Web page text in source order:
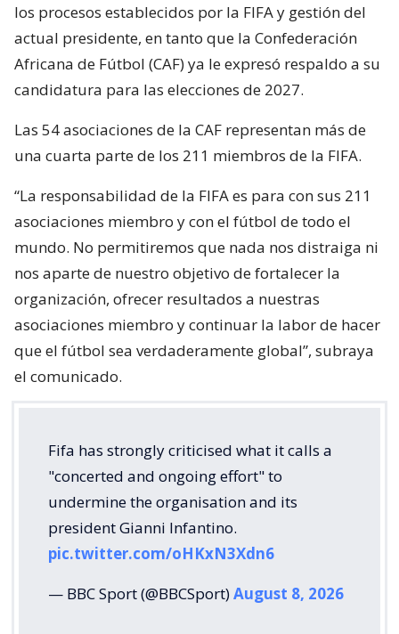
los procesos establecidos por la FIFA y gestión del
actual presidente, en tanto que la Confederación
Africana de Fútbol (CAF) ya le expresó respaldo a su
candidatura para las elecciones de 2027.
Las 54 asociaciones de la CAF representan más de
una cuarta parte de los 211 miembros de la FIFA.
“La responsabilidad de la FIFA es para con sus 211
asociaciones miembro y con el fútbol de todo el
mundo. No permitiremos que nada nos distraiga ni
nos aparte de nuestro objetivo de fortalecer la
organización, ofrecer resultados a nuestras
asociaciones miembro y continuar la labor de hacer
que el fútbol sea verdaderamente global”, subraya
el comunicado.
Fifa has strongly criticised what it calls a
"concerted and ongoing effort" to
undermine the organisation and its
president Gianni Infantino.
pic.twitter.com/oHKxN3Xdn6
— BBC Sport (@BBCSport)August 8, 2026